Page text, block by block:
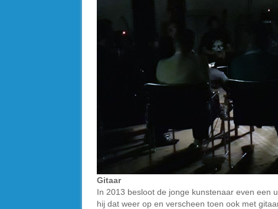
Gitaar
In 2013 besloot de jonge kunstenaar even een
hij dat weer op en verscheen toen ook met